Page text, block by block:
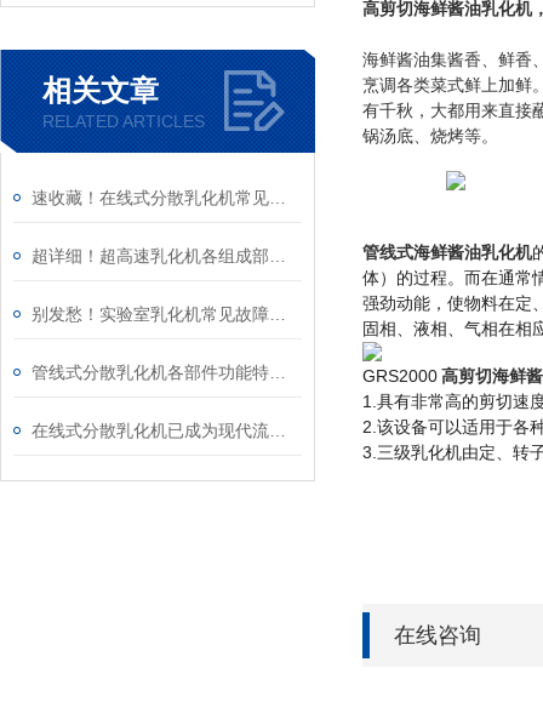
相关文章
RELATED ARTICLES
高剪切海鲜酱油乳化机
海鲜酱油集酱香、鲜香
烹调各类菜式鲜上加鲜
有千秋，大都用来直接
锅汤底、烧烤等。
管线式海鲜酱油乳化机
体）的过程。而在通常
强劲动能，使物料在定
固相、液相、气相在相
GRS2000 高剪切海鲜
1. 具有非常高的剪切速
2. 该设备可以适用于各
3. 三级乳化机由定、转
在线咨询